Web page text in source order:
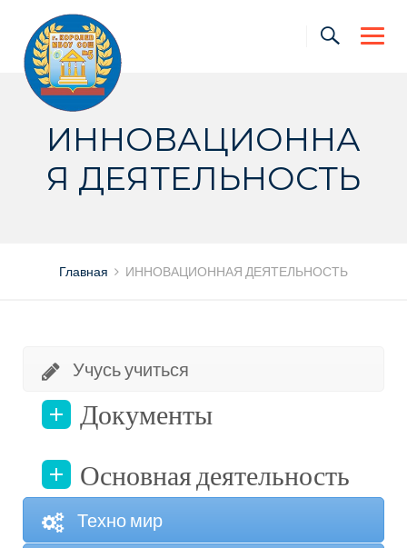
content
ИННОВАЦИОННА
Я ДЕЯТЕЛЬНОСТЬ
Главная ИННОВАЦИОННАЯ ДЕЯТЕЛЬНОСТЬ
Учусь учиться
Документы
Основная деятельность
Техно мир